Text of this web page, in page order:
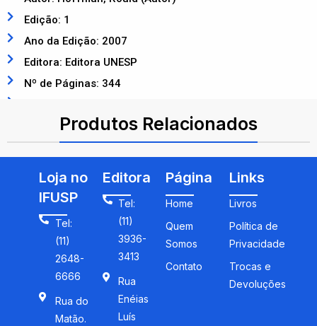
Edição: 1
Ano da Edição: 2007
Editora: Editora UNESP
Nº de Páginas: 344
Produtos Relacionados
Loja no
IFUSP
Tel:
(11)
2648-
6666
Rua do
Matão.
Editora
Tel:
(11)
3936-
3413
Rua
Enéias
Luís
Página
Home
Quem
Somos
Contato
Links
Livros
Política de
Privacidade
Trocas e
Devoluções